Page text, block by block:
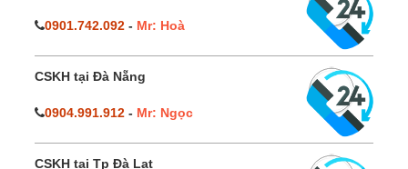
0901.742.092 - Mr: Hoà
CSKH tại Đà Nẵng
0904.991.912 - Mr: Ngọc
CSKH tại Tp Đà Lạt